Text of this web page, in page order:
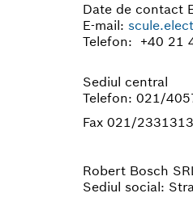
Date de contact
E-mail:
Telefon: +40 21
Sediul central
Telefon: 021/
Fax 021/2331313
Robert Bosch
Sediul social: